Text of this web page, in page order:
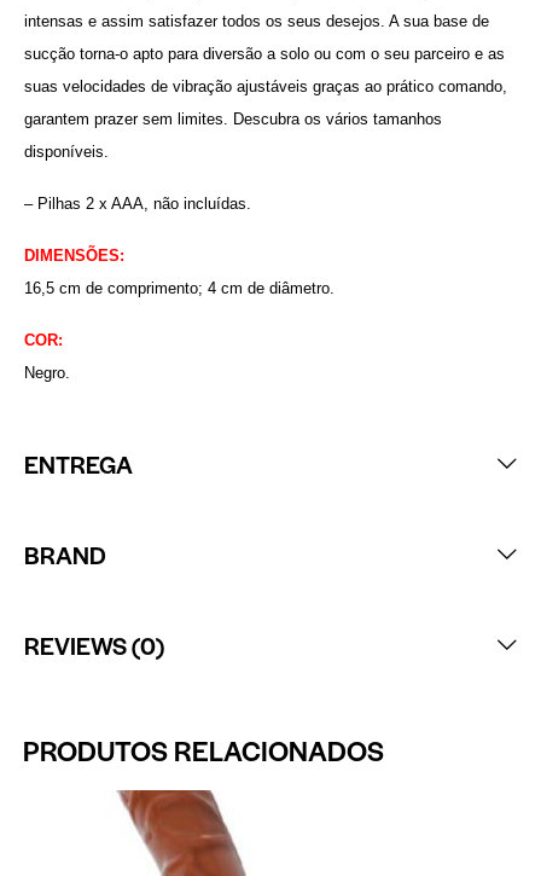
intensas e assim satisfazer todos os seus desejos. A sua base de
sucção torna-o apto para diversão a solo ou com o seu parceiro e as
suas velocidades de vibração ajustáveis graças ao prático comando,
garantem prazer sem limites. Descubra os vários tamanhos
disponíveis.
– Pilhas 2 x AAA, não incluídas.
DIMENSÕES:
16,5 cm de comprimento; 4 cm de diâmetro.
COR:
Negro.
ENTREGA
BRAND
REVIEWS (0)
PRODUTOS RELACIONADOS